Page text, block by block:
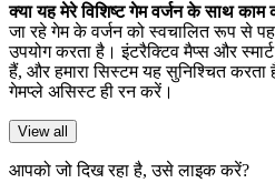
क्या यह मेरे विशिष्ट गेम वर्जन के साथ काम
जा रहे गेम के वर्जन को स्वचालित रूप से
उपयोग करता है। इंटरैक्टिव मैप्स और
हैं, और हमारा सिस्टम यह सुनिश्चित
गेमप्ले असिस्ट ही रन करें।
View all
आपको जो दिख रहा है, उसे लाइक करें?